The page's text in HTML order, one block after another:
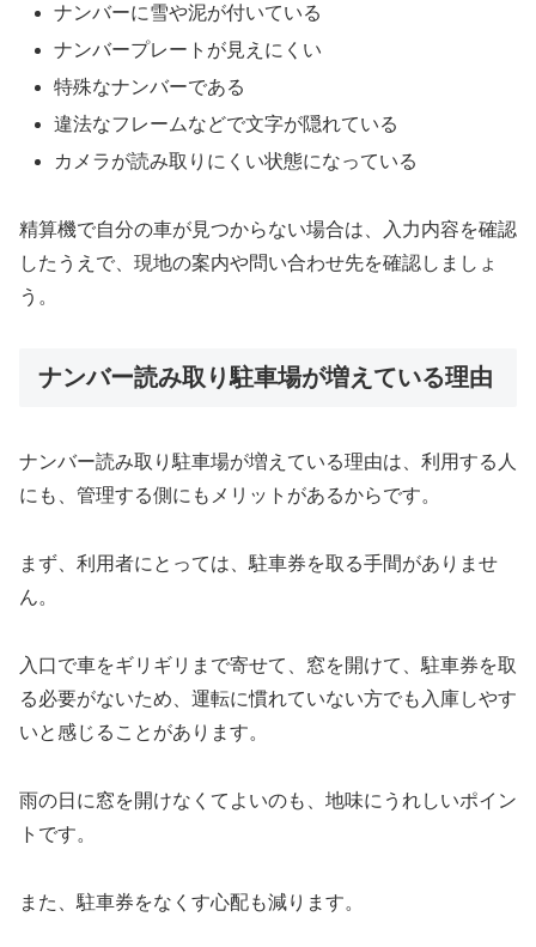
ナンバーに雪や泥が付いている
ナンバープレートが見えにくい
特殊なナンバーである
違法なフレームなどで文字が隠れている
カメラが読み取りにくい状態になっている
精算機で自分の車が見つからない場合は、入力内容を確認
したうえで、現地の案内や問い合わせ先を確認しましょ
う。
ナンバー読み取り駐車場が増えている理由
ナンバー読み取り駐車場が増えている理由は、利用する人
にも、管理する側にもメリットがあるからです。
まず、利用者にとっては、駐車券を取る手間がありませ
ん。
入口で車をギリギリまで寄せて、窓を開けて、駐車券を取
る必要がないため、運転に慣れていない方でも入庫しやす
いと感じることがあります。
雨の日に窓を開けなくてよいのも、地味にうれしいポイン
トです。
また、駐車券をなくす心配も減ります。